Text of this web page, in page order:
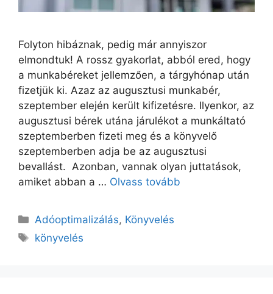
Folyton hibáznak, pedig már annyiszor
elmondtuk! A rossz gyakorlat, abból ered, hogy
a munkabéreket jellemzően, a tárgyhónap után
fizetjük ki. Azaz az augusztusi munkabér,
szeptember elején került kifizetésre. Ilyenkor, az
augusztusi bérek utána járulékot a munkáltató
szeptemberben fizeti meg és a könyvelő
szeptemberben adja be az augusztusi
bevallást. Azonban, vannak olyan juttatások,
amiket abban a … Olvass tovább
Adóoptimalizálás, Könyvelés
könyvelés